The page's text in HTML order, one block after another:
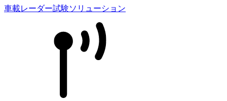
車載レーダー試験ソリューション